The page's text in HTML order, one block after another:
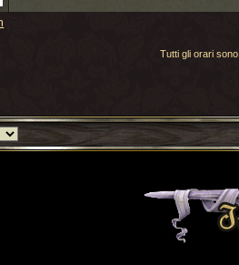
Tutti gli orari
Torna indietro